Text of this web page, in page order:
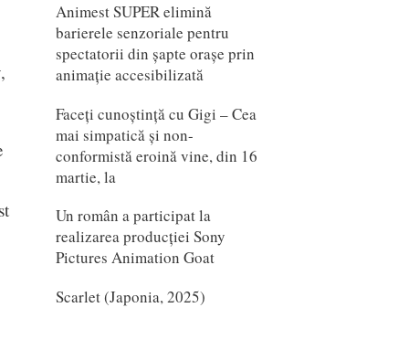
Animest SUPER elimină
barierele senzoriale pentru
spectatorii din șapte orașe prin
animație accesibilizată
Faceți cunoștință cu Gigi – Cea
mai simpatică și non-
conformistă eroină vine, din 16
martie, la
Un român a participat la
realizarea producției Sony
Pictures Animation Goat
Scarlet (Japonia, 2025)